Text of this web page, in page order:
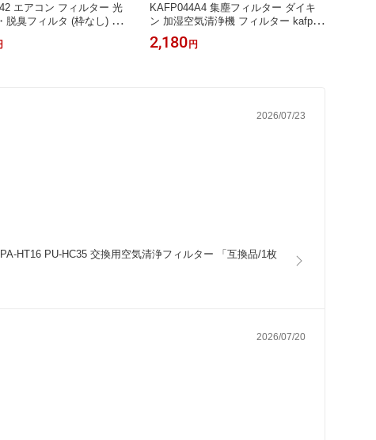
エアコン フィルター 光
脱臭フィルタ (枠なし) ダ
エアコン用交換フ
「互換品/1枚入り」
KAFP044A4 集塵フィルター ダイキ
ン 加湿空気清浄機 フィルター kafp04
4a4 交換用静電HEPAフィルター (互
換品/1枚入り)
2,180円
2026/07/23
HT16 PU-HC35 交換用空気清浄フィルター 「互換品/1枚
2026/07/20